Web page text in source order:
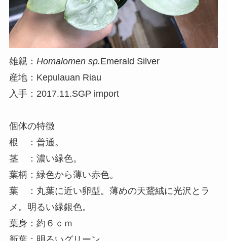
雄親： Homalomen sp.Emerald Silver
産地：Kepulauan Riau
入手：2017.11.SGP import
個体の特徴
根 ：普通。
茎 ：濃い緑色。
葉柄：緑色から薄い赤色。
葉 ：丸葉に近い卵型。薄めの天鵞絨に光沢とラ
メ。明るい緑銀色。
葉身：約６ｃｍ